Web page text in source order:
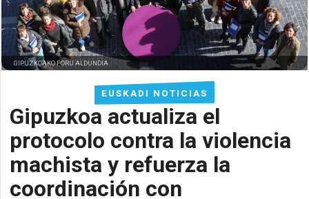
EUSKADI NOTICIAS
Gipuzkoa actualiza el
protocolo contra la violencia
machista y refuerza la
coordinación con
GIPUZKOAKO FORU ALDUNDIA